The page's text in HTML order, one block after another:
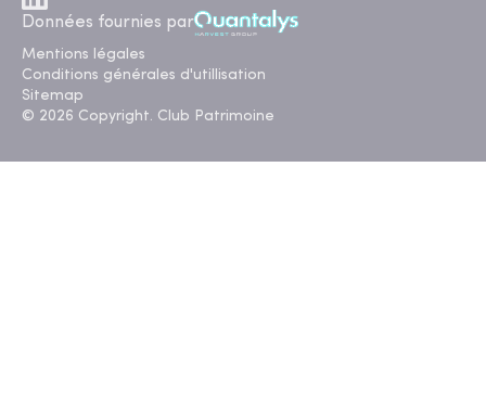
Données fournies par
Mentions légales
Conditions générales d'utillisation
Sitemap
© 2026 Copyright. Club Patrimoine